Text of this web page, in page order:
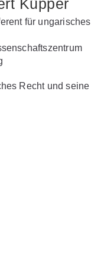
Küpper
für ungarisches
Recht und seine